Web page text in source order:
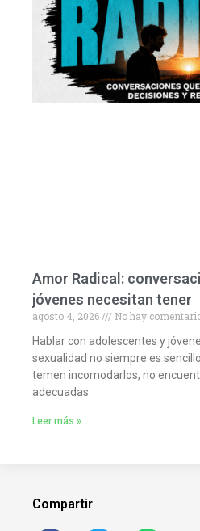
Amor Radical:
jóvenes necesitan tener
agosto 4, 2026
No hay
Hablar con adolescentes y
sexualidad no siempre es
temen incomodarlos, no
adecuadas
Leer más »
Compartir